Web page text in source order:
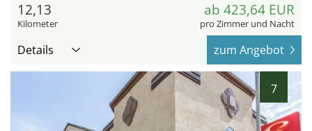
12,13
Kilometer
ab 423,64 EUR
pro Zimmer und Nacht
Details zum Angebot
7